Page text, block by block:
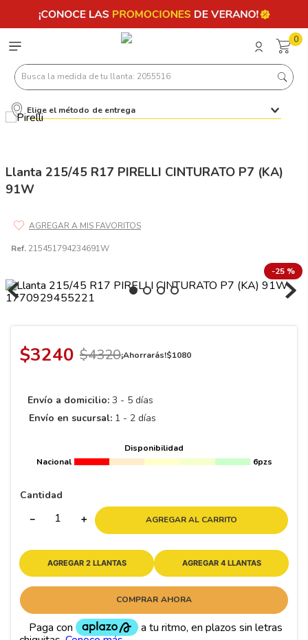
0
Busca la medida de tu llanta: 2055516
Elige el método de entrega
Llanta 215/45 R17 PIRELLI CINTURATO P7 (KA)
91W
Ref. 215451794234691W
-25 %
$3240 $4320¡Ahorrarás!$1080
Envío a domicilio: 3 - 5 días
Envío en sucursal: 1 - 2 días
Disponibilidad
Nacional
6pzs
Cantidad
＋
－ AGREGAR AL CARRITO
AGREGAR 2 LLANTAS AGREGAR 4 LLANTAS
COMPRAR AHORA
Términos más buscados
7.245
10.
175